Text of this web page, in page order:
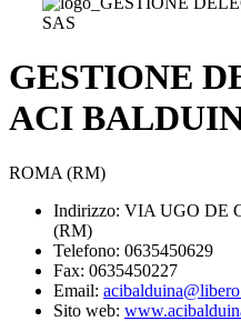
GESTIONE
ACI
ROMA (RM)
Indirizzo: VIA UGO DE
(RM)
Telefono: 0635450629
Fax: 0635450227
Email:
Sito web: